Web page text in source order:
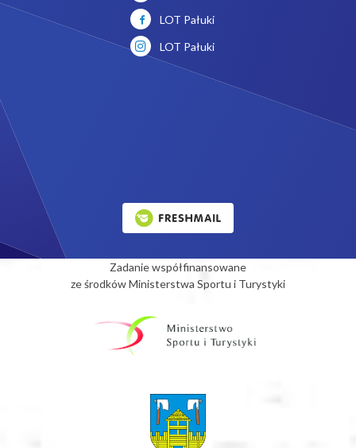
LOT Pałuki
LOT Pałuki
Zadanie współfinansowane
ze środków Ministerstwa Sportu i Turystyki